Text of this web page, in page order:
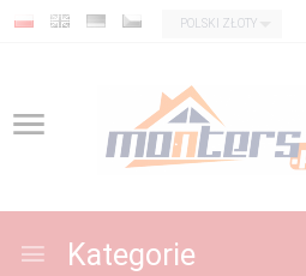
currency_h
POLSKI ZŁOTY
Kategorie